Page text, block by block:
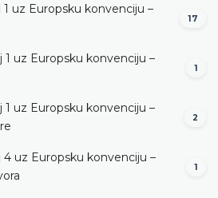
uz Europsku konvenciju –
17
1 uz Europsku konvenciju –
1
1 uz Europsku konvenciju –
2
4 uz Europsku konvenciju –
1